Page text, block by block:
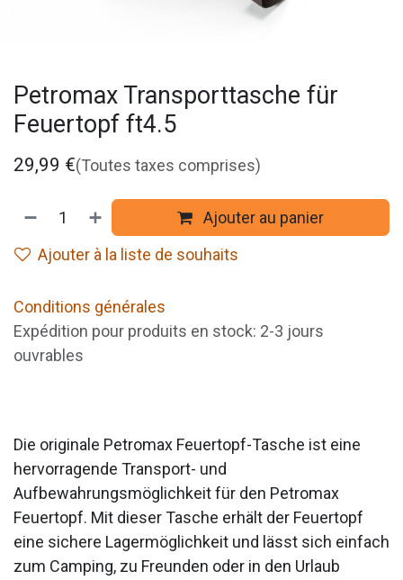
Petromax Transporttasche für
Feuertopf ft4.5
29,99 €(Toutes taxes comprises)
Ajouter au panier
Ajouter à la liste de souhaits
Conditions générales
Expédition pour produits en stock: 2-3 jours
ouvrables
Die originale Petromax Feuertopf-Tasche ist eine
hervorragende Transport- und
Aufbewahrungsmöglichkeit für den Petromax
Feuertopf. Mit dieser Tasche erhält der Feuertopf
eine sichere Lagermöglichkeit und lässt sich einfach
zum Camping, zu Freunden oder in den Urlaub